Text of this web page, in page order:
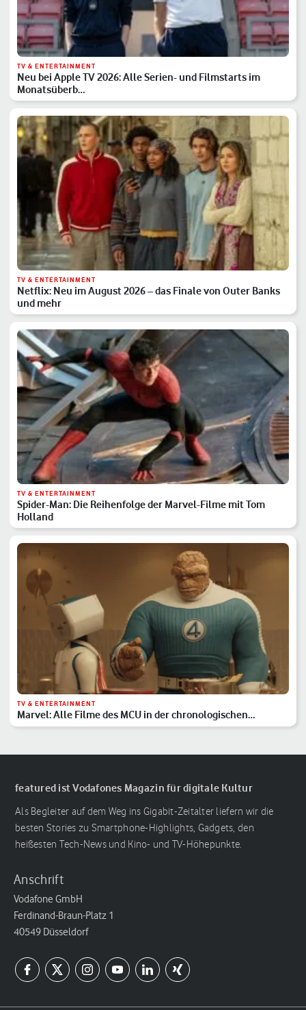
TV & ENTERTAINMENT
Neu bei Apple TV 2026: Alle Serien- und Filmstarts im
Monatsüberb…
TV & ENTERTAINMENT
Netflix: Neu im August 2026 – das Finale von Outer Banks
und mehr
TV & ENTERTAINMENT
Spider-Man: Die Reihenfolge der Marvel-Filme mit Tom
Holland
TV & ENTERTAINMENT
Marvel: Alle Filme des MCU in der chronologischen
Reihenfolge
featured ist Vodafones Magazin für digitale Kultur
Als Begleiter auf dem Weg ins Gigabit-Zeitalter liefern wir die
besten Stories zu Smartphone-Highlights, Gadgets, den
heißesten Tech-News und Kino- und TV-Höhepunkte.
Anschrift
Vodafone GmbH
Ferdinand-Braun-Platz 1
40549 Düsseldorf